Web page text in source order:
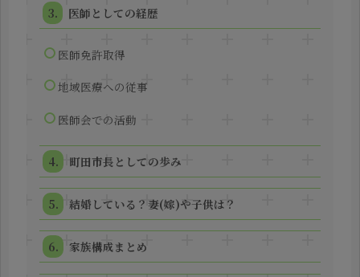
医師としての経歴
医師免許取得
地域医療への従事
医師会での活動
町田市長としての歩み
結婚している？妻(嫁)や子供は？
家族構成まとめ